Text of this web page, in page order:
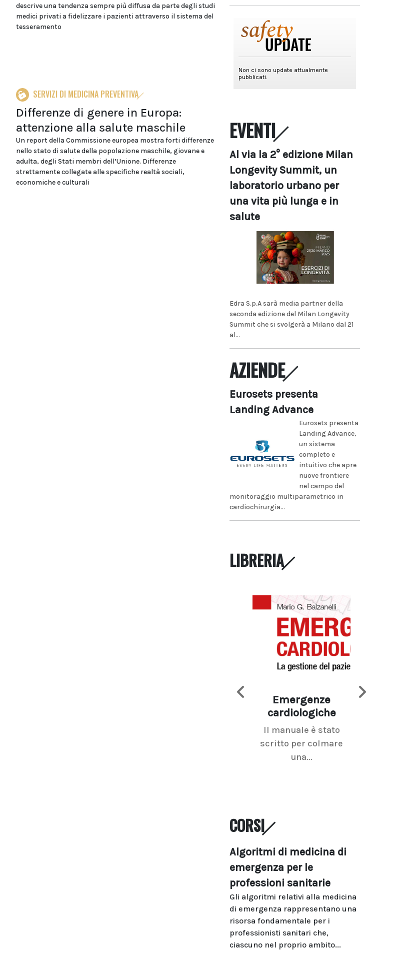
descrive una tendenza sempre più diffusa da parte degli studi
medici privati a fidelizzare i pazienti attraverso il sistema del
tesseramento
SERVIZI DI MEDICINA PREVENTIVA
Differenze di genere in Europa:
attenzione alla salute maschile
Un report della Commissione europea mostra forti differenze
nello stato di salute della popolazione maschile, giovane e
adulta, degli Stati membri dell’Unione. Differenze
strettamente collegate alle specifiche realtà sociali,
economiche e culturali
EVENTI
Al via la 2° edizione Milan
Longevity Summit, un
laboratorio urbano per
una vita più lunga e in
salute
Edra S.p.A sarà media partner della
seconda edizione del Milan Longevity
Summit che si svolgerà a Milano dal 21
al...
AZIENDE
Eurosets presenta
Landing Advance
Eurosets presenta
Landing Advance,
un sistema
completo e
intuitivo che apre
nuove frontiere
nel campo del
monitoraggio multiparametrico in
cardiochirurgia...
LIBRERIA
Emergenze
cardiologiche
Il manuale è stato
scritto per colmare
una...
CORSI
Algoritmi di medicina di
emergenza per le
professioni sanitarie
Gli algoritmi relativi alla medicina
di emergenza rappresentano una
risorsa fondamentale per i
professionisti sanitari che,
ciascuno nel proprio ambito...